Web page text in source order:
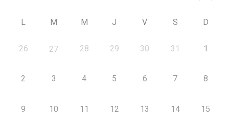
L M M J V S D
26 27 28 29 30 31 1
2 3 4 5 6 7 8
9 10 11 12 13 14 15